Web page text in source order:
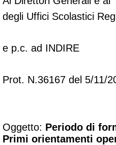
degli Uffici Scolastici
e p.c. ad INDIRE
Prot. N.36167 del 5/11/
Oggetto: Periodo di
Primi orientamenti